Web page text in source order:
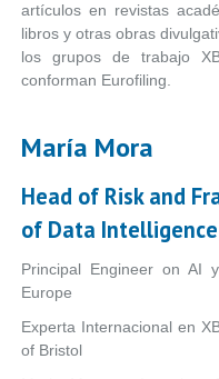
artículos en revistas
libros y otras obras
los grupos de trabajo
conforman Eurofiling.
María Mora
Head of Risk and
of Data
Principal Engineer on AI
Europe
Experta Internacional en
of Bristol